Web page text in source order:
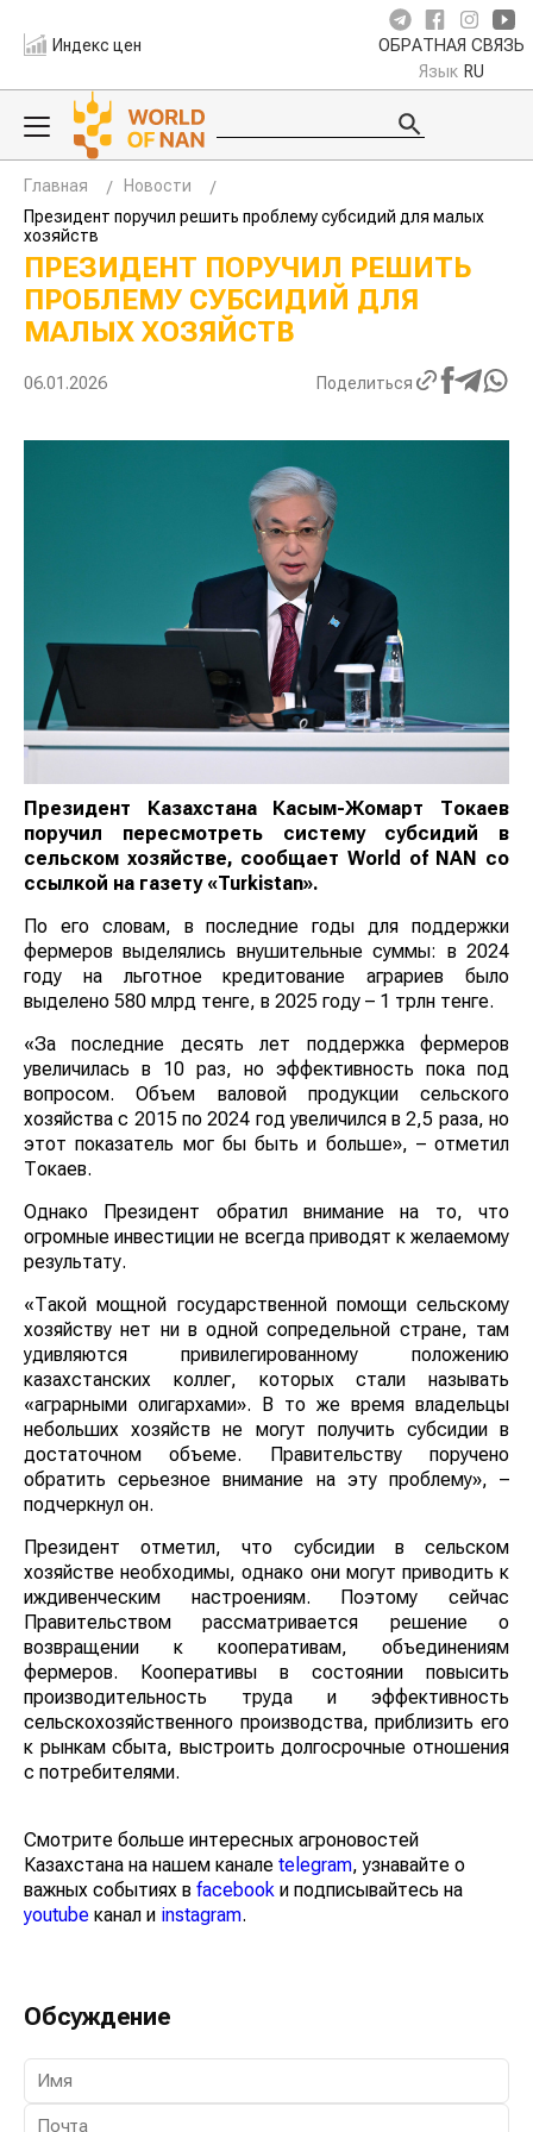
Индекс цен ОБРАТНАЯ СВЯЗЬ
Язык RU
Главная
Новости
Президент поручил решить проблему субсидий для малых
хозяйств
ПРЕЗИДЕНТ ПОРУЧИЛ РЕШИТЬ
ПРОБЛЕМУ СУБСИДИЙ ДЛЯ
МАЛЫХ ХОЗЯЙСТВ
06.01.2026 Поделиться
Президент Казахстана Касым-Жомарт Токаев
поручил пересмотреть систему субсидий в
сельском хозяйстве, сообщает World of NAN со
ссылкой на газету«Turkistan».
По его словам, в последние годы для поддержки
фермеров выделялись внушительные суммы: в 2024
году на льготное кредитование аграриев было
выделено 580 млрд тенге, в 2025 году – 1 трлн тенге.
«За последние десять лет поддержка фермеров
увеличилась в 10 раз, но эффективность пока под
вопросом. Объем валовой продукции сельского
хозяйства с 2015 по 2024 год увеличился в 2,5 раза, но
этот показатель мог бы быть и больше», – отметил
Токаев.
Однако Президент обратил внимание на то, что
огромные инвестиции не всегда приводят к желаемому
результату.
«Такой мощной государственной помощи сельскому
хозяйству нет ни в одной сопредельной стране, там
удивляются привилегированному положению
казахстанских коллег, которых стали называть
«аграрными олигархами». В то же время владельцы
небольших хозяйств не могут получить субсидии в
достаточном объеме. Правительству поручено
обратить серьезное внимание на эту проблему», –
подчеркнул он.
Президент отметил, что субсидии в сельском
хозяйстве необходимы, однако они могут приводить к
иждивенческим настроениям. Поэтому сейчас
Правительством рассматривается решение о
возвращении к кооперативам, объединениям
фермеров. Кооперативы в состоянии повысить
производительность труда и эффективность
сельскохозяйственного производства, приблизить его
к рынкам сбыта, выстроить долгосрочные отношения
с потребителями.
Смотрите больше интересных агроновостей
Казахстана на нашем канале telegram, узнавайте о
важных событиях в facebook и подписывайтесь на
youtube канал и instagram.
Обсуждение